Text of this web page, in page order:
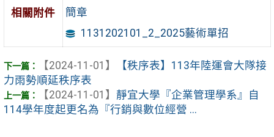
相關附件
簡章
1131202101_2_2025藝術單招
【2024-11-01】
【秩序表】113年陸運會大隊接
力雨勢順延秩序表
【2024-11-01】 靜宜大學『企業管理學系』自
114學年度起更名為『行銷與數位經營 ...